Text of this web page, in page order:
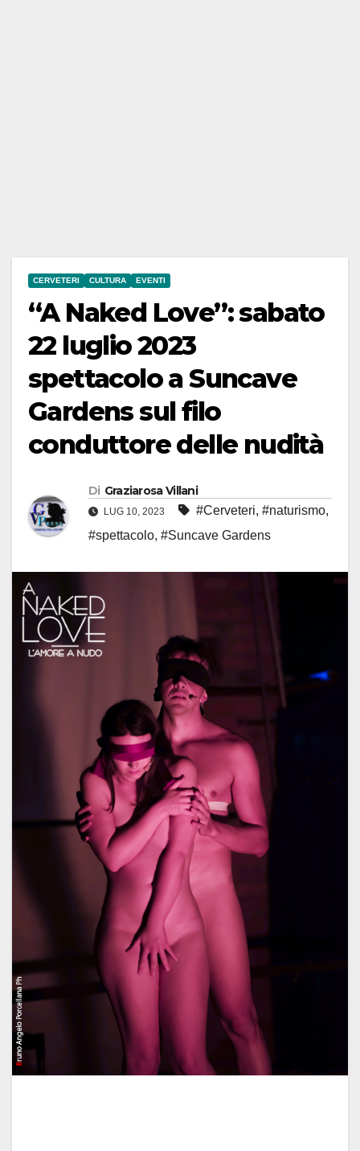
CERVETERI CULTURA EVENTI
“A Naked Love”: sabato
22 luglio 2023
spettacolo a Suncave
Gardens sul filo
conduttore delle nudità
Di Graziarosa Villani
LUG 10, 2023 #Cerveteri, #naturismo,
#spettacolo, #Suncave Gardens